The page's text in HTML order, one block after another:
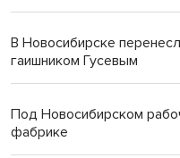
В Новосибирске
гаишником Гусевым
Под Новосибирском
фабрике